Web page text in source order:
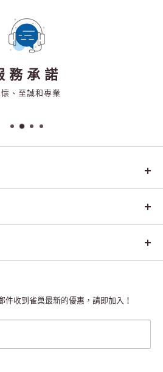
務承諾
、至誠和專業
，目前是全球領先的「營養、健康、
「我們充分發掘食品的力量，提升
咖啡機
件收到雀巢最新的優惠，請即加入！